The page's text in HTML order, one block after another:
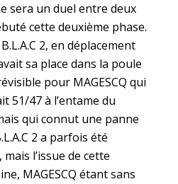
sera un duel entre deux
cette deuxième phase.
2, en déplacement
sa place dans la poule
pour MAGESCQ qui
51/47 à l’entame du
qui connut une panne
2 a parfois été
l’issue de cette
MAGESCQ étant sans